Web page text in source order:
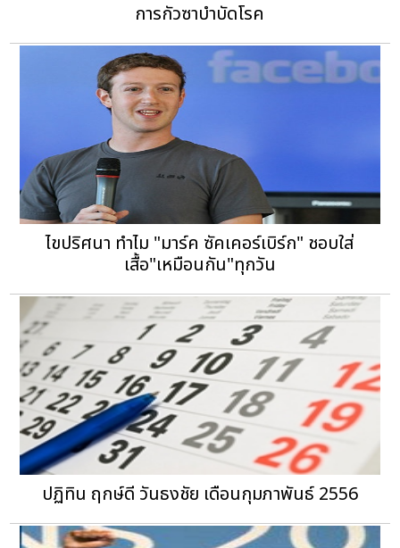
การกัวซาบำบัดโรค
ไขปริศนา ทำไม "มาร์ค ซัคเคอร์เบิร์ก" ชอบใส่
เสื้อ"เหมือนกัน"ทุกวัน
ปฏิทิน ฤกษ์ดี วันธงชัย เดือนกุมภาพันธ์ 2556